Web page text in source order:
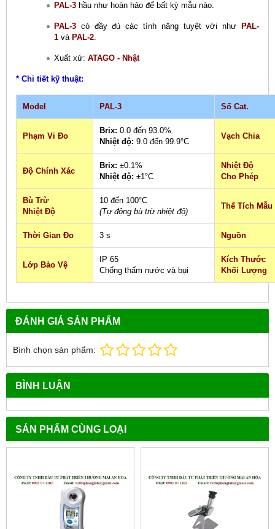
PAL-3 hầu như hoàn hảo để bất kỳ mẫu nào.
PAL-3 có đầy đủ các tính năng tuyệt vời như
PAL-
1 và PAL-2.
Xuất xứ: ATAGO - Nhật
* Chi tiết kỹ thuật:
Model PAL-3 Số Cat.
Phạm Vi Đo
Brix: 0.0 đến 93.0%
Nhiệt độ: 9.0 đến 99.9°C
Vạch Chia
Độ Chính Xác
Brix: ±0.1%
Nhiệt độ: ±1°C
Nhiệt Độ
Cho Phép
Bù Trừ
Nhiệt Độ
10 đến 100°C
(Tự động bù trừ nhiệt độ)
Thể Tích Mẫu
Thời Gian Đo 3 s Nguồn
Lớp Bảo Vệ
IP 65
Chống thấm nước và bụi
Kích Thước
Khối Lượng
ĐÁNH GIÁ SẢN PHẨM
Bình chọn sản phẩm:
BÌNH LUẬN
SẢN PHẨM CÙNG LOẠI